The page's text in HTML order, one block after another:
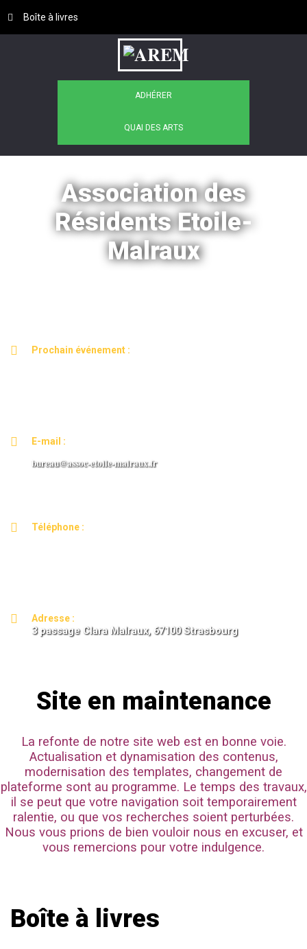
Boîte à livres
ADHÉRER
QUAI DES ARTS
Association des
Résidents Etoile-
Malraux
Prochain événement :
E-mail :
bureau@assoc-etoile-malraux.fr
Téléphone :
Adresse :
3 passage Clara Malraux, 67100 Strasbourg
Site en maintenance
La refonte de notre site web est en bonne voie.
Actualisation et dynamisation des contenus,
modernisation des templates, changement de
plateforme sont au programme. Le temps des travaux,
il se peut que votre navigation soit temporairement
ralentie, ou que vos recherches soient perturbées.
Nous vous prions de bien vouloir nous en excuser, et
vous remercions pour votre indulgence.
Boîte à livres